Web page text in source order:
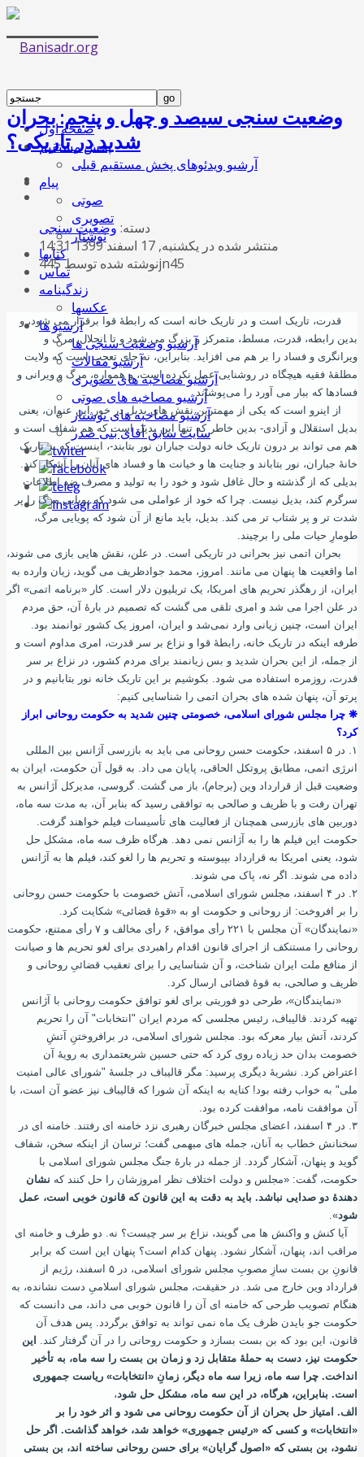
صفحه اول
پخش مستقیم
آرشیو ویدئوهای پخش مستقیم قبلی
پیام
صوتی
تصویری
نوشتار
کتابها
تماس
زندگینامه
عکسها
آرشیو ها
آرشیو وضعیت سنجی ها
آرشیو مقالات
آرشیو مصاخبه های تصویری
آرشیو مصاخبه های صوتی
آرشیو مصاخبه های نوشتار
سایت سابق آقای بنی صدر
وضعیت سنجی سیصد و چهل و پنجم: بحران
شدید در تاریکی؟
دسته: وضعیت سنجی
منتشر شده در یکشنبه, 17 اسفند 1399 14:31
نوشته شده توسط 445jn45
قدرت، تاریک است و در تاریک خانه است که رابطۀ قوا برقرار می‌ شود، و
بدین رابطه، قدرت، مسلط، متمرکز و بزرگ می ‌شود و تا انحلال، مرگ و
ویرانگری و فساد را بر هم می ‌‌افزاید. بنابراین، نه جای تعجب است که ولایت
مطلقۀ فقیه هیچگاه‌ در روشنایی عمل نکرده ‌است، و همواره، مرگ و ویرانی و
فسادها که ببار می ‌آورد را می‌پوشاند.
از اینرو است که یکی از مهمترین‌ نقش های بدیل در خور این عنوان، یعنی
بدیل استقلال و آزادی- بدین‌ خاطر که تنها این بدیل است که هم شفاف است و
هم می ‌تواند بر درون تاریک خانه دولت جباران نور بتابند-، اینست که بر تاریک
خانۀ جباران، نور بتاباند و جنایت‌ ها و خیانت ها و فساد های آنان را آشکار کند.
بدیلی که از گذشته و حال غافل شود و خود را به تولید و مصرف ضد اطلاعات
سرگرم کند، بدیل نیست. چرا که خود از عواملی می‌ شود که پویایی مرگ را پر
شدت ‌تر و پر شتاب‌ تر می‌ کند. بدیل، باید مانع از آن شود که پویایی مرگ،
طومارِ حیات ملی را برچیند.
بحران اتمی نیز بحرانی در تاریکی است. در علن، نقش‌ هایی بازی می ‌شوند،
اما واقعیت ها پنهان می ‌مانند. امروز، محمد جوادظریف می ‌گوید، زیان وارده به
ایران، از رهگذر تحریم های امریکا، یک تریلیون دلار است. کار «برنامه اتمی» اگر
در علن اجرا می‌ شد و امری تلقی می‌ گشت که تصمیم در بارۀ آن، حق مردم
ایران است، چنین زیانی وارد نمی‌شد و ایران، امروز یک کشور توانمند بود.
طرفه اینکه در تاریک خانه، رابطۀ قوا و نزاع بر سر قدرت، امری مداوم است و
از جمله، از این بحران شدید و بس زیانمند برای مردم کشور، در نزاع بر سر
قدرت، روزمره استفاده می‌ شود. بکوشیم بر این تاریک خانه نور بتابانیم و در
پرتو آن، پنهان شده‌ های بحران اتمی را شناسایی کنیم:
❋ چرا مجلس شورای اسلامی، خصومتی چنین شدید به حکومت روحانی ابراز
کرد؟
۱. در ۵ اسفند، حکومت حسن روحانی می‌ باید به بازرسی آژانس بین ‌المللی
انرژی اتمی، مطابق پروتکل الحاقی، پایان می‌ داد. به قول آن حکومت، ایران به
وضعیت قبل از قرارداد وین (برجام)، باز می‌ گشت. گروسی، مدیرکل آژانس به
تهران رفت و با ظریف و صالحی به توافقی رسید که بنابر آن، به مدت سه ماه،
دوربین ‌های بازرسی همچنان از فعالیت های تأسیسات فیلم خواهند گرفت.
حکومت این فیلم ها را به آژانس نمی ‌دهد. هرگاه ظرف سه ماه، مشکل حل
شود، یعنی امریکا به قرارداد بپیوسته و تحریم ‌ها را لغو کند، فیلم ها به آژانس
داده می ‌شوند. اگر نه، پاک می ‌شوند.
۲. در ۴ اسفند، مجلس شورای اسلامی، آتش خصومت با حکومت حسن روحانی
را بر افروخت: از روحانی و حکومت او به «قوۀ قضائی» شکایت کرد.
«نمایندگان» آن مجلس با ۲۲۱ رأی موافق، ۶ رأی مخالف و ۷ رأی ممتنع، حکومت
روحانی را مستنکف از اجرای قانون اقدام راهبردی برای لغو تحریم ‌ها و صیانت
از منافع ملت ایران شناخت، و آن شناسایی را برای تعقیب قضائیِ روحانی و
ظریف و صالحی، به قوۀ قضائی ارسال کرد.
«نمایندگان»، طرحی دو فوریتی برای لغو توافق حکومت روحانی با آژانس
تهیه کردند. قالیباف، رئیس مجلسی که مردم ایران "انتخابات" آن را تحریم
کردند، آتش بیار معرکه بود. مجلس شورای اسلامی، در برافروختنِ آتشِ
خصومت بدان حد زیاده روی کرد که حتی حسین شریعتمداری به رویۀ آن
اعتراض کرد. نشریۀ دیگری پرسید: مگر قالیباف در جلسۀ "شورای عالی امنیت
ملی" به خواب رفته بود! کنایه به اینکه آن شورا که قالیباف نیز عضو آن است، با
آن موافقت نامه، موافقت کرده بود.
۳. در ۴ اسفند، اعضای مجلس خبرگان رهبری نزد خامنه ‌ای رفتند. خامنه ‌ای در
سخنانش خطاب به آنان، جمله‌ های مبهمی گفت؛ ترسان از اینکه سخن، شفاف
گوید و پنهان، آشکار گردد. از جمله در بارۀ جنگ مجلس شورای اسلامی با
حکومت، گفت: «مجلس و دولت اختلاف ‌نظر امروزشان را حل کنند که نشان
‌دهندۀ دو صدایی نباشد. باید به دقت به این قانون که قانون خوبی است، عمل
شود».
آیا کنش و واکنش ها می‌ گویند، نزاع بر سر چیست؟ نه. دو طرف و خامنه ‌ای
مراقب اند، پنهان، آشکار نشود. پنهان کدام است؟ پنهان این ‌است که برابر
قانونِ بن ‌بست سازِ مصوبِ مجلس شورای اسلامی، در ۵ اسفند، رژیم از
قرارداد وین خارج می ‌شد. در حقیقت، مجلس شورای اسلامیِ دست نشانده، به
هنگام تصویب طرحی که خامنه ‌ای آن را قانون خوبی می‌ داند، می ‌دانست که
حکومت جو بایدن ظرف یک ماه نمی ‌تواند به توافق برگردد. پس هدف آن
قانون، این بود که بن‌ بست بسازد و حکومت روحانی را در آن گرفتار کند.
این
حکومت نیز، دست به حملۀ متقابل زد و زمان بن ‌بست را سه ماه، به تأخیر
انداخت. چرا سه ماه، زیرا سه ماه دیگر، زمانِ «انتخابات» ریاست جمهوری
است. بنابراین، هرگاه، در این سه ماه، مشکل حل شود،
الف. امتیاز حل بحران از آن حکومت روحانی می ‌شود و اثر خود را بر
«انتخابات» و کسی که «رئیس جمهوری» خواهد ‌شد، خواهد گذاشت. اگر حل
نشود، بن‌ بستی که «اصول‌ گرایان» برای حسن روحانی ساخته ‌اند، بن‌ بستی